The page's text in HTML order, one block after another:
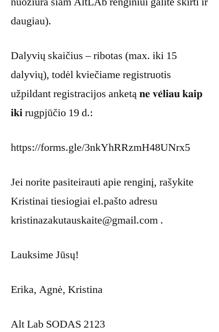
daugiau).
Dalyvių skaičius – ribotas (max. iki 15
dalyvių), todėl kviečiame registruotis
užpildant registracijos anketą 𝐧𝐞 𝐯𝐞̇𝐥𝐢𝐚𝐮 𝐤𝐚𝐢𝐩
𝐢𝐤𝐢 rugpjūčio 19 d.:
https://forms.gle/3nkYhRRzmH48UNrx5
Jei norite pasiteirauti apie renginį, rašykite
Kristinai tiesiogiai el.pašto adresu
kristinazakutauskaite@gmail.com .
Lauksime Jūsų!
Erika, Agnė, Kristina
Alt Lab SODAS 2123